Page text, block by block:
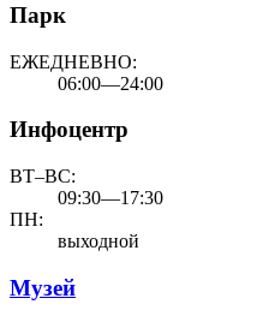
Парк
ЕЖЕДНЕВНО:
06:00—24:00
Инфоцентр
ВТ–ВС:
09:30—17:30
ПН:
выходной
Музей